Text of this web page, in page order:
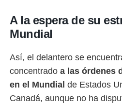
A la espera de su
Mundial
Así, el delantero se
concentrado a las órdenes
en el Mundial de Estados
Canadá, aunque no ha